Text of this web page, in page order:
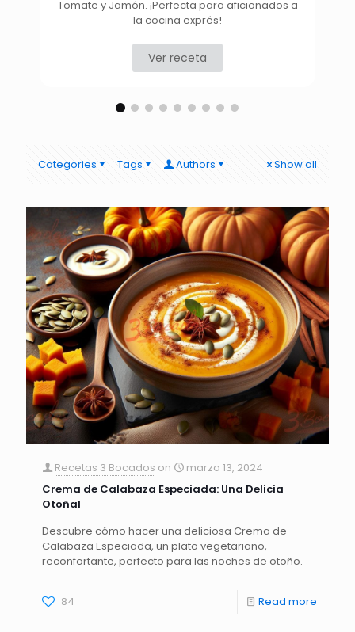
Tomate y Jamón. ¡Perfecta para aficionados a
la cocina exprés!
Ver receta
Categories Tags Authors Show all
Recetas 3 Bocados on
marzo 13, 2024
Crema de Calabaza Especiada: Una Delicia
Otoñal
Descubre cómo hacer una deliciosa Crema de
Calabaza Especiada, un plato vegetariano,
reconfortante, perfecto para las noches de otoño.
84 Read more